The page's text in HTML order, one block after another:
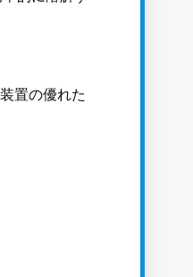
置の優れた